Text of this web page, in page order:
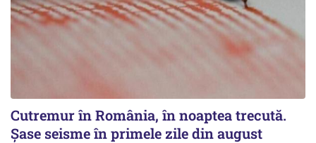
Cutremur în România, în noaptea trecută.
Șase seisme în primele zile din august